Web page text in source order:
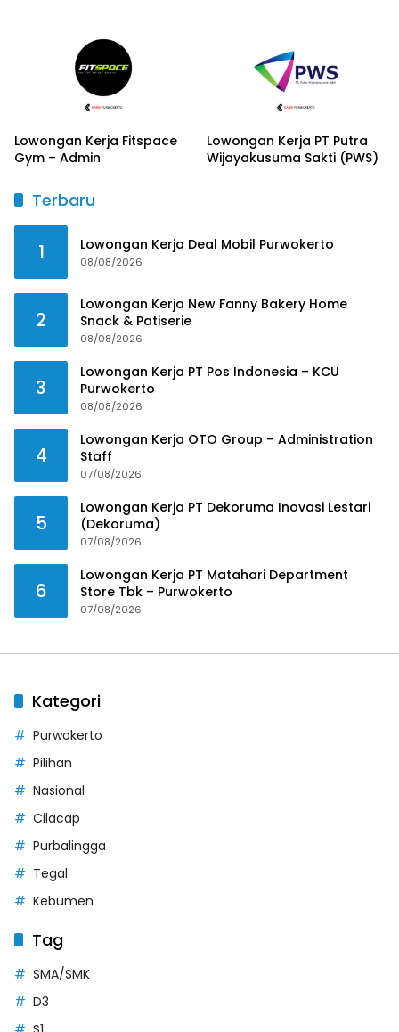
Lowongan Kerja Fitspace
Gym – Admin
Lowongan Kerja PT Putra
Wijayakusuma Sakti (PWS)
Terbaru
1 Lowongan Kerja Deal Mobil Purwokerto
08/08/2026
2
Lowongan Kerja New Fanny Bakery Home
Snack & Patiserie
08/08/2026
3
Lowongan Kerja PT Pos Indonesia – KCU
Purwokerto
08/08/2026
4
Lowongan Kerja OTO Group – Administration
Staff
07/08/2026
5
Lowongan Kerja PT Dekoruma Inovasi Lestari
(Dekoruma)
07/08/2026
6
Lowongan Kerja PT Matahari Department
Store Tbk – Purwokerto
07/08/2026
Kategori
Purwokerto
Pilihan
Nasional
Cilacap
Purbalingga
Tegal
Kebumen
Tag
SMA/SMK
D3